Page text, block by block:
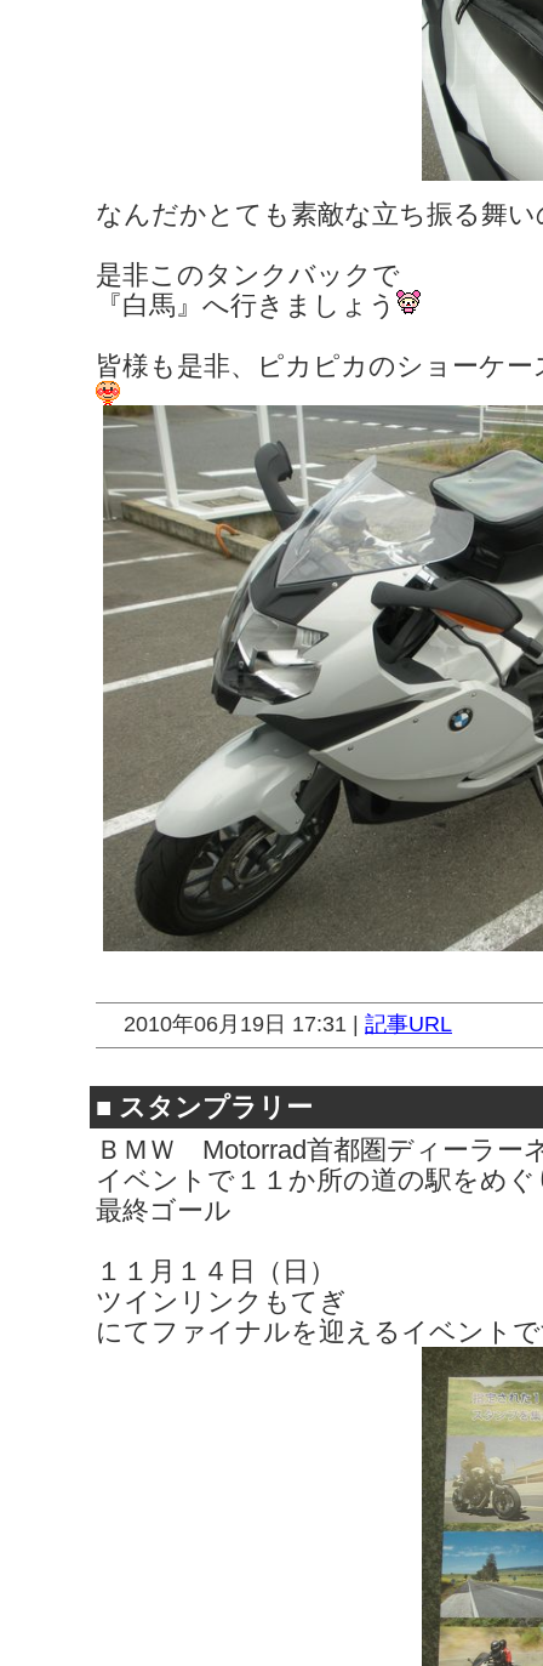
なんだかとても素敵な立ち振る舞
是非このタンクバックで
『白馬』へ行きましょう
皆様も是非、ピカピカのショーケ
2010年06月19日 17:31 | 記事URL
■ スタンプラリー
ＢＭＷ Motorrad首都圏ディーラー
イベントで１１か所の道の駅をめ
最終ゴール
１１月１４日（日）
ツインリンクもてぎ
にてファイナルを迎えるイベント